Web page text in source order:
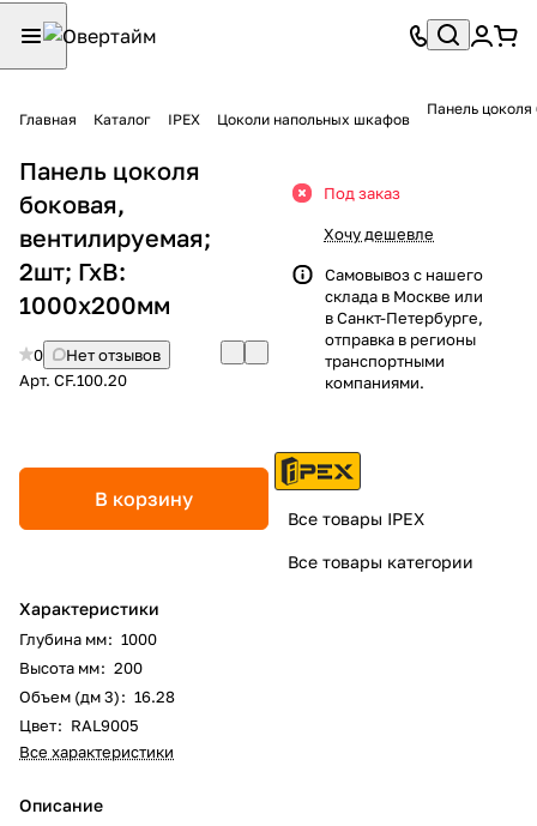
Главная Каталог IPEX Цоколи напольных шкафов
Панель
Панель цоколя
боковая,
вентилируемая;
2шт; ГхВ:
1000х200мм
0
Нет отзывов
Арт. CF.100.20
В корзину
Характеристики
Глубина мм: 1000
Высота мм: 200
Объем (дм 3): 16.28
Цвет: RAL9005
Все характеристики
Описание
Под заказ
Хочу дешевле
Самовывоз с нашего
склада в Москве или
в Санкт-Петербурге,
отправка в регионы
транспортными
компаниями.
Все товары IPEX
Все товары категории